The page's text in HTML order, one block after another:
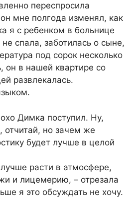
переспросила
мне полгода изменял, как
я с ребенком в больнице
спала, заботилась о сыне,
под сорок несколько
он в нашей квартире со
развлекалась.
Димка поступил. Ну,
отчитай, но зачем же
будет лучше в целой
расти в атмосфере,
и лицемерию, – отрезала
я это обсуждать не хочу.